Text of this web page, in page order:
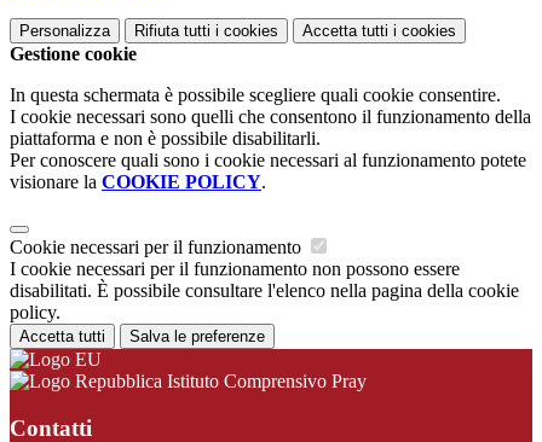
Personalizza Rifiuta tutti i cookies Accetta tutti i cookies
Gestione cookie
In questa schermata è possibile scegliere quali cookie consentire.
I cookie necessari sono quelli che consentono il funzionamento della
piattaforma e non è possibile disabilitarli.
Per conoscere quali sono i cookie necessari al funzionamento potete
visionare la COOKIE POLICY.
Cookie necessari per il funzionamento
I cookie necessari per il funzionamento non possono essere
disabilitati. È possibile consultare l'elenco nella pagina della cookie
policy.
Accetta tutti Salva le preferenze
Istituto Comprensivo Pray
Contatti